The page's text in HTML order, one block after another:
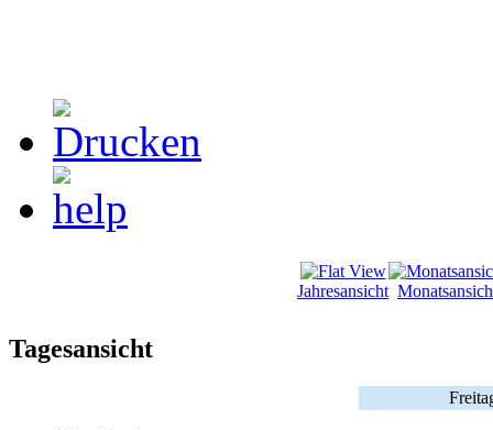
Jahresansicht
Tagesansicht